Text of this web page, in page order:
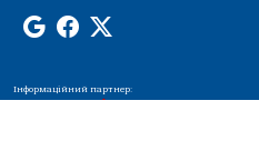
Інформаційний партнер: